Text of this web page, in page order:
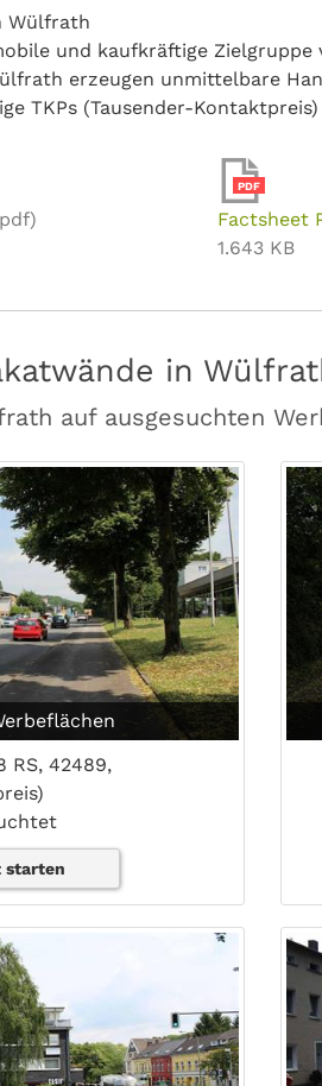
Wülfrath
und kaufkräftige Zielgruppe
erzeugen unmittelbare
TKPs (Tausender-Kontaktpreis)
PDF
Factsheet
1.643 KB
in
auf ausgesuchten
RS, 42489,
starten